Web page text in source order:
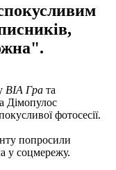
ВІА Гра та
Дімопулос
​​фотосесії.
попросили
у соцмережу.